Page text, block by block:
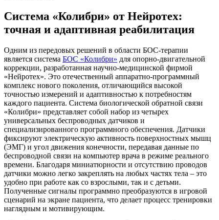
Система «Колибри» от Нейротех:
точная и адаптивная реабилитация
Одним из передовых решений в области БОС-терапии
является система БОС «Колибри» для опорно-двигательной
коррекции, разработанная научно-медицинской фирмой
«Нейротех». Это отечественный аппаратно-программный
комплекс нового поколения, отличающийся высокой
точностью измерений и адаптивностью к потребностям
каждого пациента. Система биологической обратной связи
«Колибри» представляет собой набор из четырех
универсальных беспроводных датчиков и
специализированного программного обеспечения. Датчики
фиксируют электрическую активность поверхностных мышц
(ЭМГ) и угол движения конечности, передавая данные по
беспроводной связи на компьютер врача в режиме реального
времени. Благодаря миниатюрности и отсутствию проводов
датчики можно легко закреплять на любых частях тела – это
удобно при работе как со взрослыми, так и с детьми.
Полученные сигналы программно преобразуются в игровой
сценарий на экране пациента, что делает процесс тренировки
наглядным и мотивирующим.